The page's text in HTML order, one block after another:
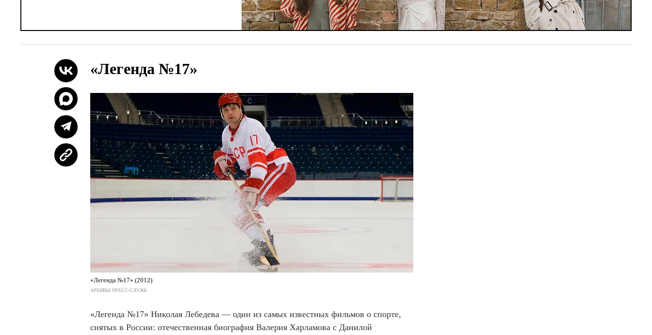
«Легенда №17»
«Легенда №17» (2012)
АРХИВЫ ПРЕСС-СЛУЖБ
«Легенда №17» Николая Лебедева — один из самых известных фильмов о спорте,
снятых в России: отечественная биография Валерия Харламова с Данилой